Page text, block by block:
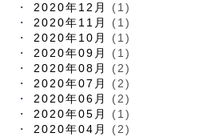
2020年12月
(1)
2020年11月
(1)
2020年10月
(1)
2020年09月
(1)
2020年08月
(2)
2020年07月
(2)
2020年06月
(2)
2020年05月
(1)
2020年04月
(2)